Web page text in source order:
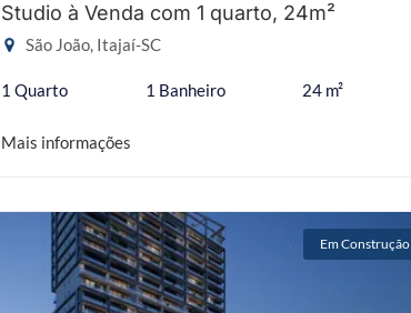
Studio à Venda com 1 quarto, 24m²
São João, Itajaí-SC
1 Quarto 1 Banheiro 24 m²
Mais informações
Em Construção